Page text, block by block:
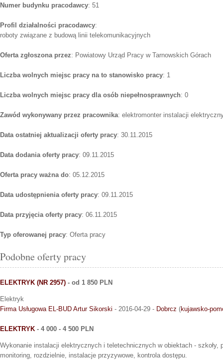
Numer budynku pracodawcy: 51
Profil działalności pracodawcy:
roboty związane z budową linii telekomunikacyjnych
Oferta zgłoszona przez: Powiatowy Urząd Pracy w Tarnowskich Górach
Liczba wolnych miejsc pracy na to stanowisko pracy: 1
Liczba wolnych miejsc pracy dla osób niepełnosprawnych: 0
Zawód wykonywany przez pracownika: elektromonter instalacji
Data ostatniej aktualizacji oferty pracy: 30.11.2015
Data dodania oferty pracy: 09.11.2015
Oferta pracy ważna do: 05.12.2015
Data udostępnienia oferty pracy: 09.11.2015
Data przyjęcia oferty pracy: 06.11.2015
Typ oferowanej pracy: Oferta pracy
Podobne oferty pracy
ELEKTRYK (NR 2957) - od 1 850 PLN
Elektryk
Firma Usługowa EL-BUD Artur Sikorski - 2016-04-29 - Dobrcz (kujawsko-
ELEKTRYK - 4 000 - 4 500 PLN
Wykonanie instalacji elektrycznych i teletechnicznych w obiektach - szkoły,
monitoring, rozdzielnie, instalacje przyzywowe, kontrola dostępu.